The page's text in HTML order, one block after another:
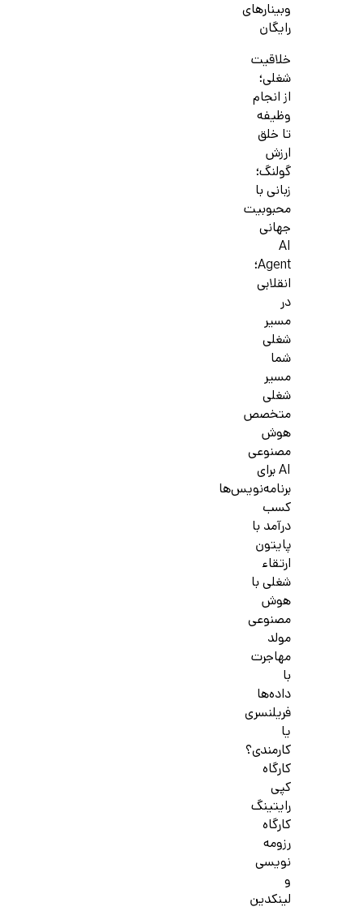
وبینارهای
رایگان
خلاقیت
شغلی؛
از انجام
وظیفه
تا خلق
ارزش
گولنگ؛
زبانی با
محبوبیت
جهانی
AI
Agent؛
انقلابی
در
مسیر
شغلی
شما
مسیر
شغلی
متخصص
هوش
مصنوعی
AI برای
برنامه‌نویس‌ها
کسب
درآمد با
پایتون
ارتقاء
شغلی با
هوش
مصنوعی
مولد
مهاجرت
با
داده‌ها
فریلنسری
یا
کارمندی؟
کارگاه
کپی
رایتینگ
کارگاه
رزومه
نویسی
و
لینکدین